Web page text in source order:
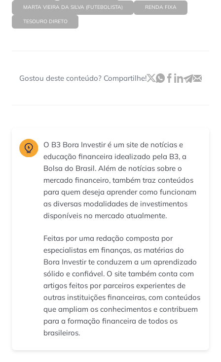
MARTA VIEIRA DA SILVA (FUTEBOLISTA) RENDA FIXA
TESOURO DIRETO
Gostou deste conteúdo? Compartilhe!
O B3 Bora Investir é um site de notícias e
educação financeira idealizado pela B3, a
Bolsa do Brasil. Além de notícias sobre o
mercado financeiro, também traz conteúdos
para quem deseja aprender como funcionam
as diversas modalidades de investimentos
disponíveis no mercado atualmente.
Feitas por uma redação composta por
especialistas em finanças, as matérias do
Bora Investir te conduzem a um aprendizado
sólido e confiável. O site também conta com
artigos feitos por parceiros experientes de
outras instituições financeiras, com conteúdos
que ampliam os conhecimentos e contribuem
para a formação financeira de todos os
brasileiros.